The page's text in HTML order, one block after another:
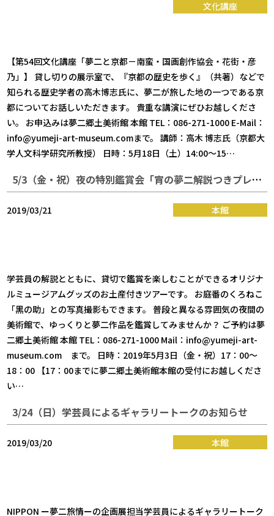
文化講座
【第54回文化講座「夢二と京都－南蛮・国画創作協会・花街・彦
乃」】 貸し切りの展示室で、『京都の歴史を歩く』（共著）などで
知られる歴史学者の高木博志氏に、夢二が旅した地の一つである京
都についてお話しいただきます。 貴重な講演にぜひお越しくださ
い。 お申込みは夢二郷土美術館 本館 TEL：086-271-1000 E-Mail：
info@yumeji-art-museum.comまで。 講師：高木 博志氏（京都大
学人文科学研究所教授） 日時：5月18日（土）14:00～15…
5/3（金・祝）夜の特別鑑賞会「宵の夢二解説つきプレミアムツアー」のお知らせ
2019/03/21 本館
学芸員の解説とともに、貸切で鑑賞を楽しむことができるオリジナ
ルミュージアムグッズのお土産付きツアーです。 お庭番のくろねこ
「黑の助」との写真撮影もできます。 普段と異なる雰囲気の夜間の
美術館で、ゆっくりと夢二作品を鑑賞してみませんか？ ご予約は夢
二郷土美術館 本館 TEL：086-271-1000 Mail：info@yumeji-art-
museum.com まで。 日時：2019年5月3日（金・祝）17：00〜
18：00 【17：00までに夢二郷土美術館本館の受付にお越しくださ
い…
3/24（日）学芸員によるギャラリートークのお知らせ
2019/03/20 本館
NIPPON ー夢二旅情ーの企画展担当学芸員によるギャラリートーク